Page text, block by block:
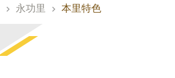
永功里 本里特色